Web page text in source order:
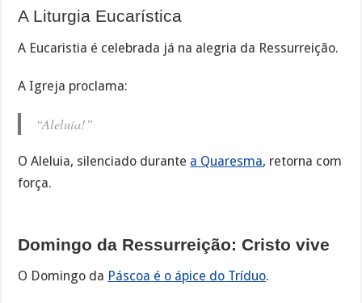
A Liturgia Eucarística
A Eucaristia é celebrada já na alegria da Ressurreição.
A Igreja proclama:
“Aleluia!”
O Aleluia, silenciado durante a Quaresma, retorna com
força.
Domingo da Ressurreição: Cristo vive
O Domingo da Páscoa é o ápice do Tríduo.